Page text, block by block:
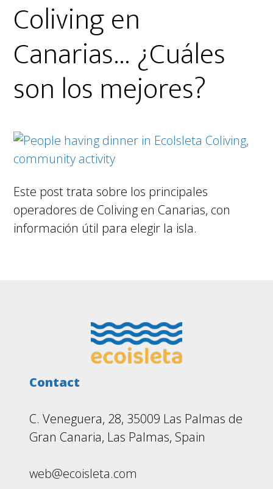
Coliving en
Canarias… ¿Cuáles
son los mejores?
Este post trata sobre los principales
operadores de Coliving en Canarias, con
información útil para elegir la isla.
Contact
C. Veneguera, 28, 35009 Las Palmas de
Gran Canaria, Las Palmas, Spain
web@ecoisleta.com